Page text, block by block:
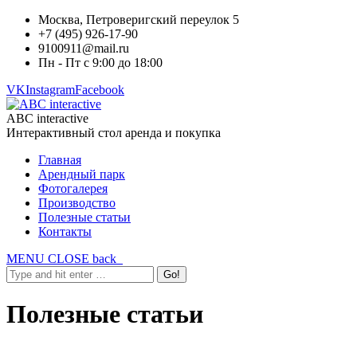
Москва, Петроверигский переулок 5
+7 (495) 926-17-90
9100911@mail.ru
Пн - Пт с 9:00 до 18:00
VKInstagramFacebook
ABC interactive
Интерактивный стол аренда и покупка
Главная
Арендный парк
Фотогалерея
Производство
Полезные статьи
Контакты
MENU CLOSE back
Полезные статьи